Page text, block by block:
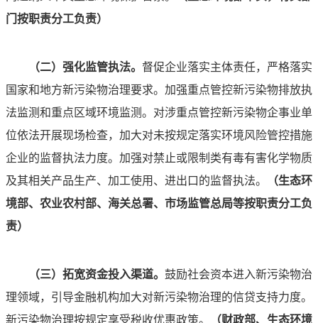
门按职责分工负责）
（二）强化监管执法。 督促企业落实主体责任，严格落实
国家和地方新污染物治理要求。加强重点管控新污染物排放执
法监测和重点区域环境监测。对涉重点管控新污染物企事业单
位依法开展现场检查，加大对未按规定落实环境风险管控措施
企业的监督执法力度。加强对禁止或限制类有毒有害化学物质
及其相关产品生产、加工使用、进出口的监督执法。
（生态环
境部、农业农村部、海关总署、市场监管总局等按职责分工负
责）
（三）拓宽资金投入渠道。 鼓励社会资本进入新污染物治
理领域，引导金融机构加大对新污染物治理的信贷支持力度。
新污染物治理按规定享受税收优惠政策。
（财政部、生态环境